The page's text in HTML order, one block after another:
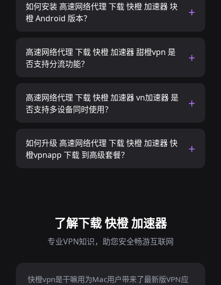
如何安装 高速网络代理 下载 快橙 加速器 块
橙 Android 版本？
高速网络代理 下载 快橙 加速器 甜橙vpn 是
否支持分流功能？
高速网络代理 下载 快橙 加速器 vn加速器 是
否支持多设备同时使用？
如何升级 高速网络代理 下载 快橙 加速器 快
橙vpnapp 下载 到高级套餐？
了解下载 快橙 加速器
专业VPN知识，助您安全畅游互联网
快橙vpn是干嘛用为Mac用户带来了最新版VPN应